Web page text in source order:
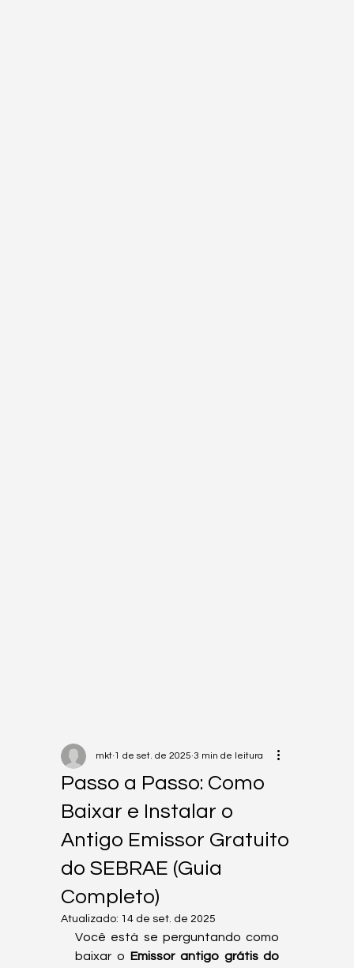
Passo a Passo: Como
Baixar e Instalar o
Antigo Emissor Gratuito
do SEBRAE (Guia
Completo)
mkt 1 de set. de 2025 3 min de leitura
Atualizado: 14 de set. de 2025
Você está se perguntando como
baixar o Emissor antigo grátis do